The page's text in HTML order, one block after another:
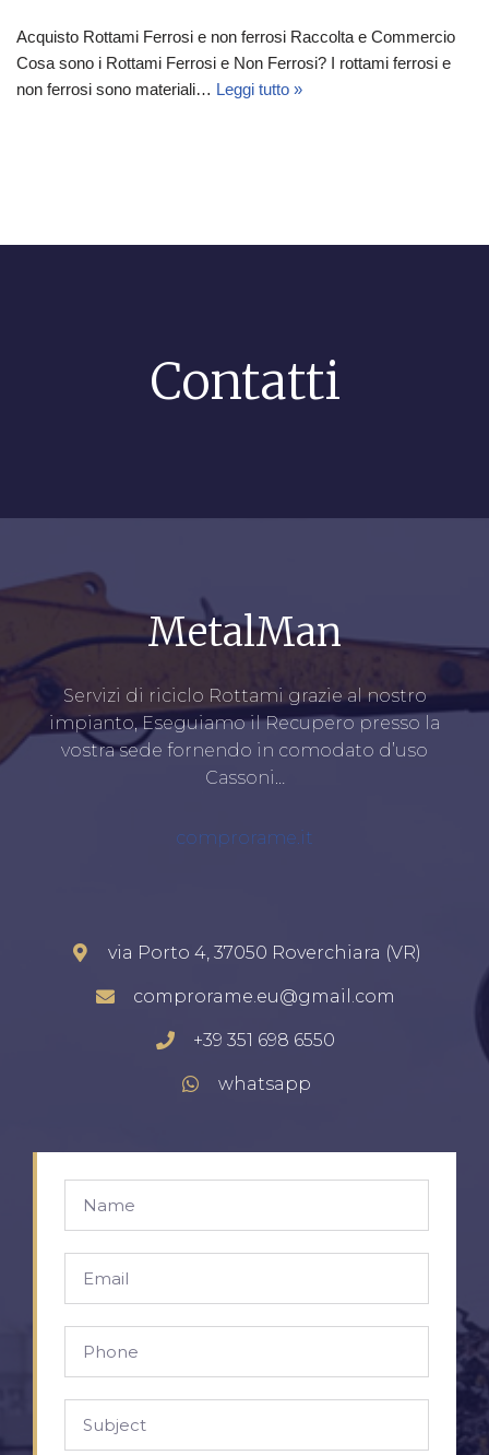
Acquisto Rottami Ferrosi e non ferrosi Raccolta e Commercio
Cosa sono i Rottami Ferrosi e Non Ferrosi? I rottami ferrosi e
non ferrosi sono materiali… Leggi tutto »
Contatti
MetalMan
Servizi di riciclo Rottami grazie al nostro
impianto, Eseguiamo il Recupero presso la
vostra sede fornendo in comodato d’uso
Cassoni…
comprorame.it
via Porto 4, 37050 Roverchiara (VR)
comprorame.eu@gmail.com
+39 351 698 6550
whatsapp